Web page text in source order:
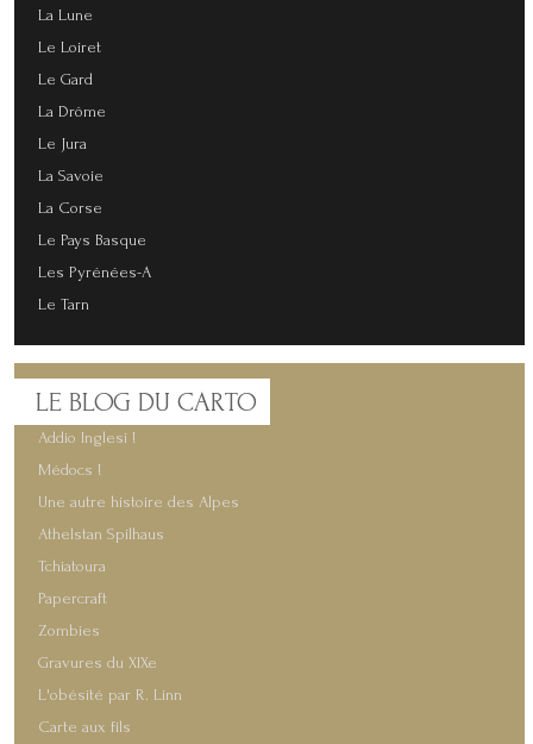
La Lune
Le Loiret
Le Gard
La Drôme
Le Jura
La Savoie
La Corse
Le Pays Basque
Les Pyrénées-A
Le Tarn
LE BLOG DU CARTO
Addio Inglesi !
Médocs !
Une autre histoire des Alpes
Athelstan Spilhaus
Tchiatoura
Papercraft
Zombies
Gravures du XIXe
L'obésité par R. Linn
Carte aux fils